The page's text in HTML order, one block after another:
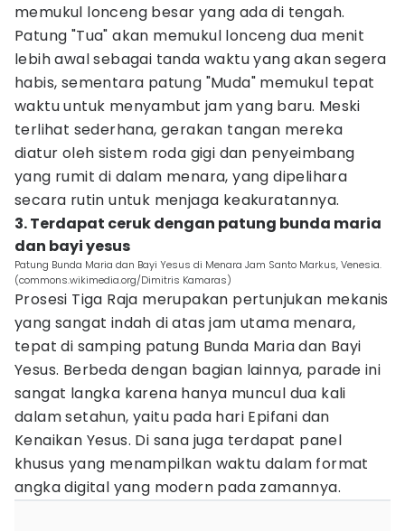
memukul lonceng besar yang ada di tengah.
Patung "Tua" akan memukul lonceng dua menit
lebih awal sebagai tanda waktu yang akan segera
habis, sementara patung "Muda" memukul tepat
waktu untuk menyambut jam yang baru. Meski
terlihat sederhana, gerakan tangan mereka
diatur oleh sistem roda gigi dan penyeimbang
yang rumit di dalam menara, yang dipelihara
secara rutin untuk menjaga keakuratannya.
3. Terdapat ceruk dengan patung bunda maria
dan bayi yesus
Patung Bunda Maria dan Bayi Yesus di Menara Jam Santo Markus, Venesia.
(commons.wikimedia.org/Dimitris Kamaras)
Prosesi Tiga Raja merupakan pertunjukan mekanis
yang sangat indah di atas jam utama menara,
tepat di samping patung Bunda Maria dan Bayi
Yesus. Berbeda dengan bagian lainnya, parade ini
sangat langka karena hanya muncul dua kali
dalam setahun, yaitu pada hari Epifani dan
Kenaikan Yesus. Di sana juga terdapat panel
khusus yang menampilkan waktu dalam format
angka digital yang modern pada zamannya.